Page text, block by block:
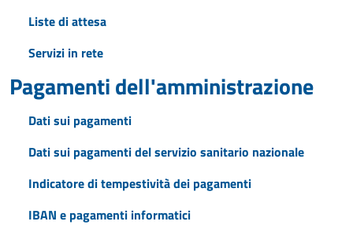
Liste di attesa
Servizi in rete
Pagamenti dell'amministrazione
Dati sui pagamenti
Dati sui pagamenti del servizio sanitario nazionale
Indicatore di tempestività dei pagamenti
IBAN e pagamenti informatici